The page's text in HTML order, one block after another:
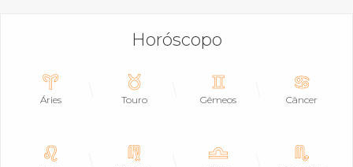
Horóscopo
Áries Touro Gêmeos Câncer